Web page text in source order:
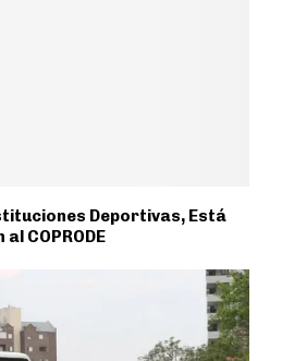
Deportivas, Está
COPRODE